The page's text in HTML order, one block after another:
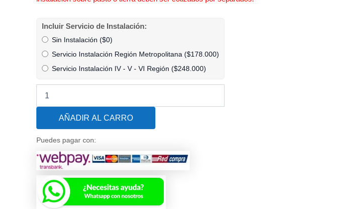
Incluir Servicio de Instalación:
Sin Instalación ($0)
Servicio Instalación Región Metropolitana ($178.000)
Servicio Instalación IV - V - VI Región ($248.000)
Reja
Piscina
Modular
1.2
3.6
AÑADIR AL CARRO
Puedes pagar con: